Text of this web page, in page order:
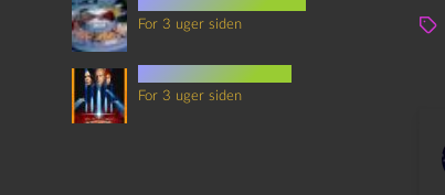
For 3 uger siden
For 3 uger siden